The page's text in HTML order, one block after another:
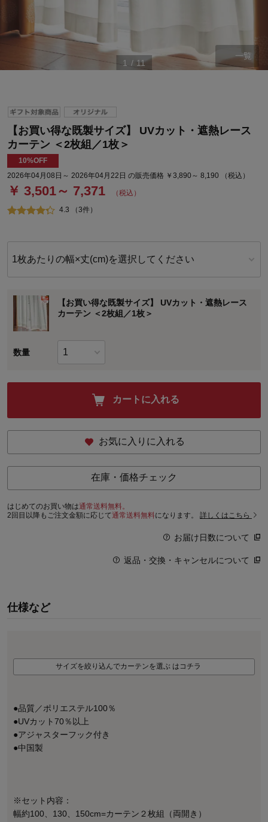
1 / 11
一覧
【お買い得な既製サイズ】 UVカット・遮熱レース
カーテン ＜2枚組／1枚＞
10%OFF
2026年04月08日～ 2026年04月22日 の販売価格 ￥3,890～ 8,190 （税込）
￥ 3,501～ 7,371 （税込）
4.3 （3件）
1枚あたりの幅×丈(cm)を選択してください
【お買い得な既製サイズ】 UVカット・遮熱レース
カーテン ＜2枚組／1枚＞
数量
カートに入れる
お気に入りに入れる
在庫・価格チェック
はじめてのお買い物は通常送料無料。
2回目以降もご注文金額に応じて通常送料無料になります。 詳しくはこちら
お届け日数について
返品・交換・キャンセルについて
仕様など
サイズを絞り込んでカーテンを選ぶ はコチラ
●品質／ポリエステル100％
●UVカット70％以上
●アジャスターフック付き
●中国製
※セット内容：
幅約100、130、150cm=カーテン２枚組（両開き）